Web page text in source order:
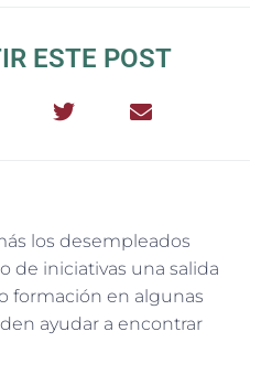
ESTE POST
los desempleados
de iniciativas una salida
formación en algunas
ayudar a encontrar